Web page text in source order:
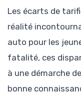
Les écarts de
réalité
auto pour les
fatalité, ces
à une démarche
bonne